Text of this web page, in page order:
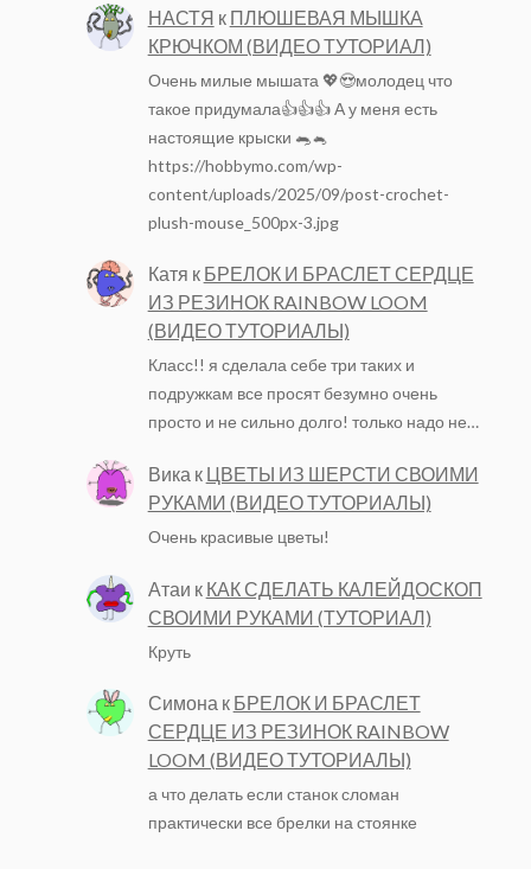
НАСТЯ к ПЛЮШЕВАЯ МЫШКА
КРЮЧКОМ (ВИДЕО ТУТОРИАЛ)
Очень милые мышата 💖😍молодец что
такое придумала👍👍👍 А у меня есть
настоящие крыски 🐀🐁
https://hobbymo.com/wp-
content/uploads/2025/09/post-crochet-
plush-mouse_500px-3.jpg
Катя к БРЕЛОК И БРАСЛЕТ СЕРДЦЕ
ИЗ РЕЗИНОК RAINBOW LOOM
(ВИДЕО ТУТОРИАЛЫ)
Класс!! я сделала себе три таких и
подружкам все просят безумно очень
просто и не сильно долго! только надо не…
Вика к ЦВЕТЫ ИЗ ШЕРСТИ СВОИМИ
РУКАМИ (ВИДЕО ТУТОРИАЛЫ)
Очень красивые цветы!
Атаи к КАК СДЕЛАТЬ КАЛЕЙДОСКОП
СВОИМИ РУКАМИ (ТУТОРИАЛ)
Круть
Симона к БРЕЛОК И БРАСЛЕТ
СЕРДЦЕ ИЗ РЕЗИНОК RAINBOW
LOOM (ВИДЕО ТУТОРИАЛЫ)
а что делать если станок сломан
практически все брелки на стоянке